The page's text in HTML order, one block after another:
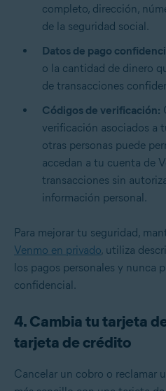
completo, dirección,
de la seguridad social.
Datos de pago
o la cantidad de dinero
de transacciones
Códigos de verificación:
verificación asociados a
otras personas puede
accedan a tu cuenta de
transacciones sin
información personal.
Para mejorar tu seguridad,
Venmo en privado, utiliza
los pagos personales y nunca
confidencial.
4. Cambia tu tarjeta
tarjeta de crédito
Cancelar un cobro o reclamar